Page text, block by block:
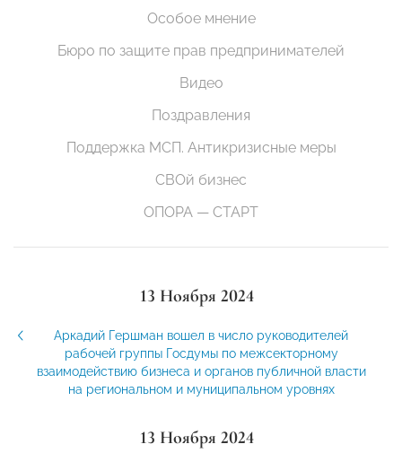
Особое мнение
Бюро по защите прав предпринимателей
Видео
Поздравления
Поддержка МСП. Антикризисные меры
СВОй бизнес
ОПОРА — СТАРТ
13 Ноября 2024
Аркадий Гершман вошел в число руководителей
рабочей группы Госдумы по межсекторному
взаимодействию бизнеса и органов публичной власти
на региональном и муниципальном уровнях
13 Ноября 2024